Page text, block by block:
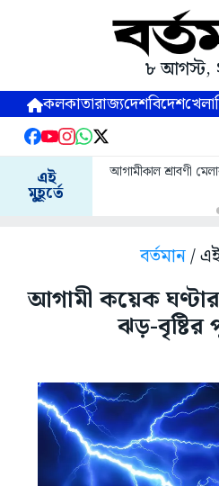
৮ আগস্ট,
কলকাতারাজ্যদেশবিদেশখেলা
এই
মুহূর্তে
আগামীকাল শ্রাবণী
বর্তমান/
আগামী কয়েক ঘণ্টার
ঝড়-বৃষ্টির